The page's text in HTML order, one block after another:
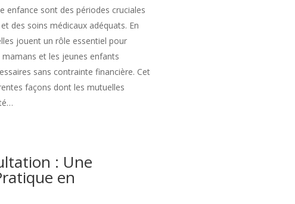
enfance sont des périodes cruciales
des soins médicaux adéquats. En
jouent un rôle essentiel pour
et les jeunes enfants
sans contrainte financière. Cet
façons dont les mutuelles
: Une
en